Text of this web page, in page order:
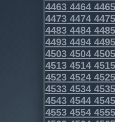
446344644465
447344744475
448344844485
449344944495
450345044505
451345144515
452345244525
453345344535
454345444545
455345544555